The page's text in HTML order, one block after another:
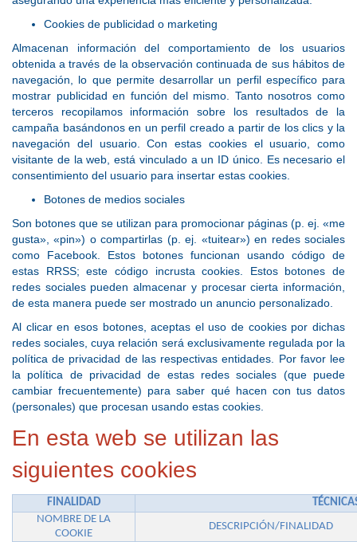
Cookies de publicidad o marketing
Almacenan información del comportamiento de los usuarios
obtenida a través de la observación continuada de sus hábitos de
navegación, lo que permite desarrollar un perfil específico para
mostrar publicidad en función del mismo. Tanto nosotros como
terceros recopilamos información sobre los resultados de la
campaña basándonos en un perfil creado a partir de los clics y la
navegación del usuario. Con estas cookies el usuario, como
visitante de la web, está vinculado a un ID único. Es necesario el
consentimiento del usuario para insertar estas cookies.
Botones de medios sociales
Son botones que se utilizan para promocionar páginas (p. ej. «me
gusta», «pin») o compartirlas (p. ej. «tuitear») en redes sociales
como Facebook. Estos botones funcionan usando código de
estas RRSS; este código incrusta cookies. Estos botones de
redes sociales pueden almacenar y procesar cierta información,
de esta manera puede ser mostrado un anuncio personalizado.
Al clicar en esos botones, aceptas el uso de cookies por dichas
redes sociales, cuya relación será exclusivamente regulada por la
política de privacidad de las respectivas entidades. Por favor lee
la política de privacidad de estas redes sociales (que puede
cambiar frecuentemente) para saber qué hacen con tus datos
(personales) que procesan usando estas cookies.
En esta web se utilizan las
siguientes cookies
FINALIDAD
NOMBRE DE LA
COOKIE
DESCRIPCIÓN/FINALIDAD